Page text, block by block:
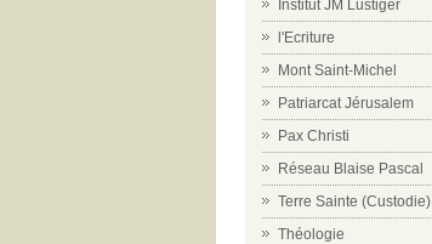
Institut JM Lustiger
l'Ecriture
Mont Saint-Michel
Patriarcat Jérusalem
Pax Christi
Réseau Blaise Pascal
Terre Sainte (Custodie)
Théologie